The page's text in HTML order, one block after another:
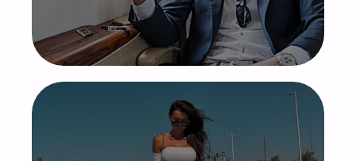
VIP клиенты